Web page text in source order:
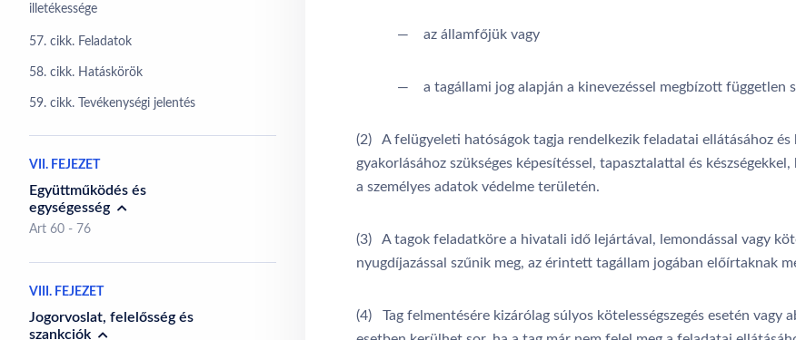
illetékessége
57. cikk. Feladatok
58. cikk. Hatáskörök
59. cikk. Tevékenységi jelentés
VII. FEJEZET
Együttműködés és
egységesség
Art 60 - 76
VIII. FEJEZET
Jogorvoslat, felelősség és
szankciók
— az államfőjük vagy
— a tagállami jog alapján a kinevezéssel megbízott független
(2) A felügyeleti hatóságok tagja rendelkezik feladatai ellátásához és
gyakorlásához szükséges képesítéssel, tapasztalattal és készségekkel,
a személyes adatok védelme területén.
(3) A tagok feladatköre a hivatali idő lejártával, lemondással vagy
nyugdíjazással szűnik meg, az érintett tagállam jogában előírtaknak
(4) Tag felmentésére kizárólag súlyos kötelességszegés esetén vagy